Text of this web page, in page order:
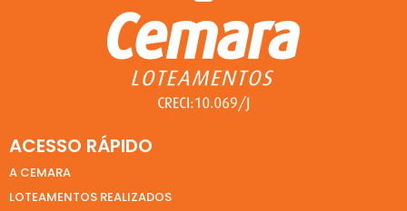
ACESSO RÁPIDO
A CEMARA
LOTEAMENTOS REALIZADOS